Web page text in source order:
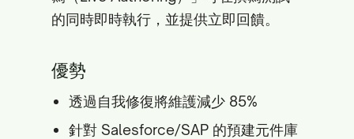
的同時即時執行，並提供立即回饋。
優勢
透過自我修復將維護減少 85%
針對 Salesforce/SAP 的預建元件庫